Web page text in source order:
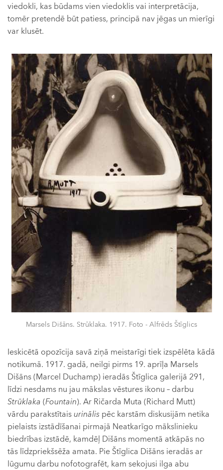
viedokli, kas būdams vien viedoklis vai interpretācija,
tomēr pretendē būt patiess, principā nav jēgas un mierīgi
var klusēt.
Marsels Dišāns. Strūklaka. 1917. Foto - Alfrēds Štīglics
Ieskicētā opozīcija savā ziņā meistarīgi tiek izspēlēta kādā
notikumā. 1917. gadā, neilgi pirms 19. aprīļa Marsels
Dišāns (Marcel Duchamp) ieradās Štīglica galerijā 291,
līdzi nesdams nu jau mākslas vēstures ikonu – darbu
Strūklaka (Fountain). Ar Ričarda Muta (Richard Mutt)
vārdu parakstītaisurinālis pēc karstām diskusijām netika
pielaists izstādīšanai pirmajā Neatkarīgo mākslinieku
biedrības izstādē, kamdēļ Dišāns momentā atkāpās no
tās līdzpriekšsēža amata. Pie Štīglica Dišāns ieradās ar
lūgumu darbu nofotografēt, kam sekojusi ilga abu